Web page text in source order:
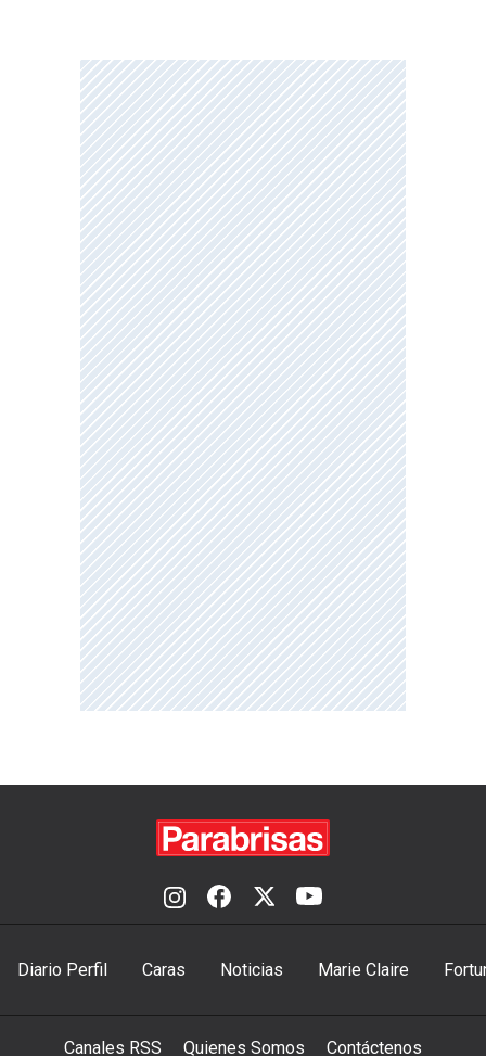
Diario Perfil Caras Noticias Marie Claire
Canales RSS Quienes Somos Contáctenos